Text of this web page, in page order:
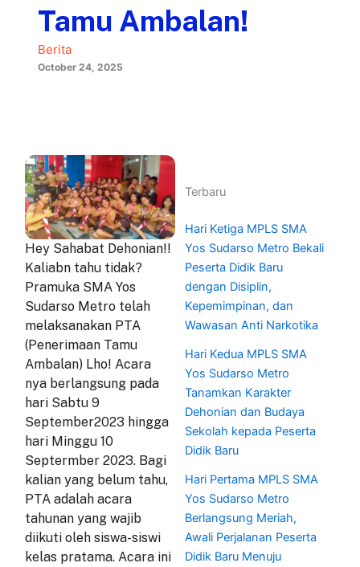
Tamu Ambalan!
Berita
October 24, 2025
Hey Sahabat Dehonian!!
Kaliabn tahu tidak?
Pramuka SMA Yos
Sudarso Metro telah
melaksanakan PTA
(Penerimaan Tamu
Ambalan) Lho! Acara
nya berlangsung pada
hari Sabtu 9
September2023 hingga
hari Minggu 10
Septermber 2023. Bagi
kalian yang belum tahu,
PTA adalah acara
tahunan yang wajib
diikuti oleh siswa-siswi
kelas pratama. Acara ini
Terbaru
Hari Ketiga MPLS SMA
Yos Sudarso Metro Bekali
Peserta Didik Baru
dengan Disiplin,
Kepemimpinan, dan
Wawasan Anti Narkotika
Hari Kedua MPLS SMA
Yos Sudarso Metro
Tanamkan Karakter
Dehonian dan Budaya
Sekolah kepada Peserta
Didik Baru
Hari Pertama MPLS SMA
Yos Sudarso Metro
Berlangsung Meriah,
Awali Perjalanan Peserta
Didik Baru Menuju